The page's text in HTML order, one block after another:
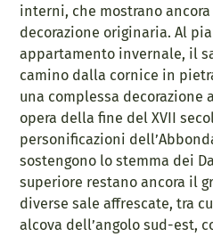
interni, che mostrano
decorazione originaria. Al
appartamento invernale, il
camino dalla cornice in
una complessa decorazione
opera della fine del XVII
personificazioni
sostengono lo stemma dei
superiore restano ancora il
diverse sale affrescate, tra
alcova dell’angolo sud-est,